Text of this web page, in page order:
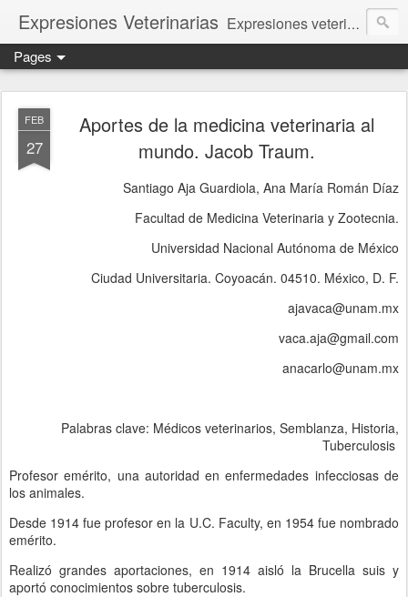
Expresiones Veterinarias Expresiones veterinarias es una publicación en linea de la biblioteca de la Facultad de Veterinaria y Zootecnia de la UNAM
Pages
FEB
27
Aportes de la medicina veterinaria al
mundo. Jacob Traum.
Santiago Aja Guardiola, Ana María Román Díaz
Facultad de Medicina Veterinaria y Zootecnia.
Universidad Nacional Autónoma de México
Ciudad Universitaria. Coyoacán. 04510. México, D. F.
ajavaca@unam.mx
vaca.aja@gmail.com
anacarlo@unam.mx
Palabras clave: Médicos veterinarios, Semblanza, Historia,
Tuberculosis
Profesor emérito, una autoridad en enfermedades infecciosas de
los animales.
Desde 1914 fue profesor en la U.C. Faculty, en 1954 fue nombrado
emérito.
Realizó grandes aportaciones, en 1914 aisló la Brucella suis y
aportó conocimientos sobre tuberculosis.